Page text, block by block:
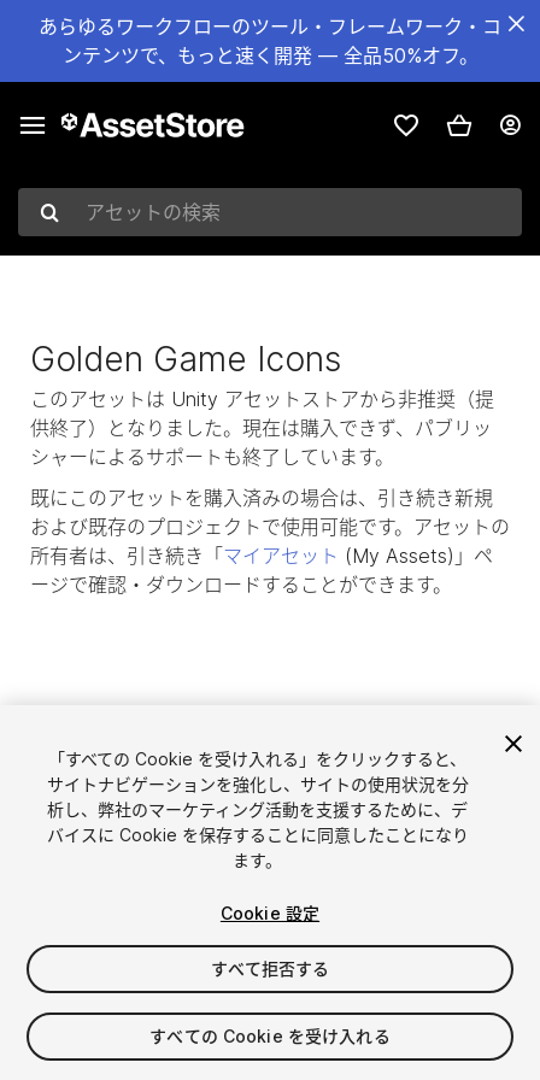
あらゆるワークフローのツール・フレームワーク・コ
ンテンツで、もっと速く開発 — 全品50%オフ。
アセットの検索
Golden Game Icons
このアセットは Unity アセットストアから非推奨（提
供終了）となりました。現在は購入できず、パブリッ
シャーによるサポートも終了しています。
既にこのアセットを購入済みの場合は、引き続き新規
および既存のプロジェクトで使用可能です。アセットの
所有者は、引き続き「 マイアセット (My Assets)」ペ
ージで確認・ダウンロードすることができます。
简体中文
한국어
日本語
販売審査ガイドライン
Asset Store Tools
パブリッシャー管理画面
よくあるご質問
「すべての Cookie を受け入れる」をクリックすると、
サイトナビゲーションを強化し、サイトの使用状況を分
析し、弊社のマーケティング活動を支援するために、デ
バイスに Cookie を保存することに同意したことになり
ます。
Cookie 設定
すべて拒否する
すべての Cookie を受け入れる